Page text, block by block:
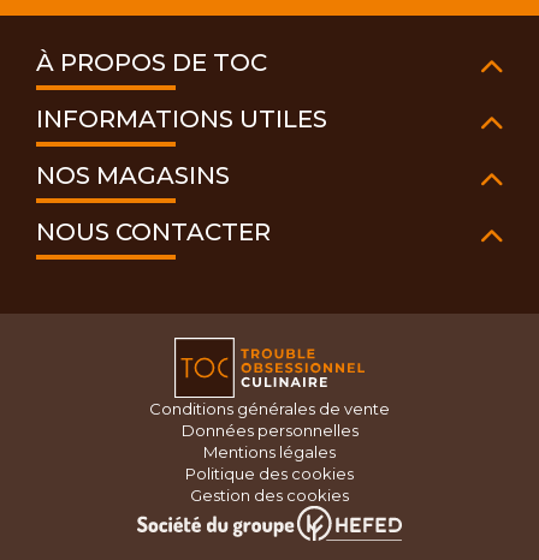
À PROPOS DE TOC
INFORMATIONS UTILES
NOS MAGASINS
NOUS CONTACTER
Conditions générales de vente
Données personnelles
Mentions légales
Politique des cookies
Gestion des cookies